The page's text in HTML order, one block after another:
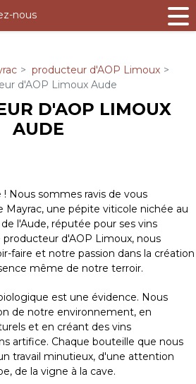
nous
producteur d'AOP Limoux
d'AOP Limoux Aude
D'AOP LIMOUX
AUDE
Nous sommes ravis de vous
une pépite viticole nichée au
l'Aude, réputée pour ses vins
d'AOP Limoux, nous
faire et notre passion dans la création
même de notre terroir.
est une évidence. Nous
de notre environnement, en
et en créant des vins
artifice. Chaque bouteille que nous
travail minutieux, d'une attention
de la vigne à la cave.